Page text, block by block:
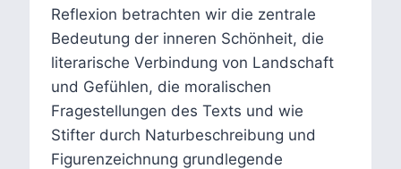
Reflexion betrachten wir die zentrale
Bedeutung der inneren Schönheit, die
literarische Verbindung von Landschaft
und Gefühlen, die moralischen
Fragestellungen des Texts und wie
Stifter durch Naturbeschreibung und
Figurenzeichnung grundlegende